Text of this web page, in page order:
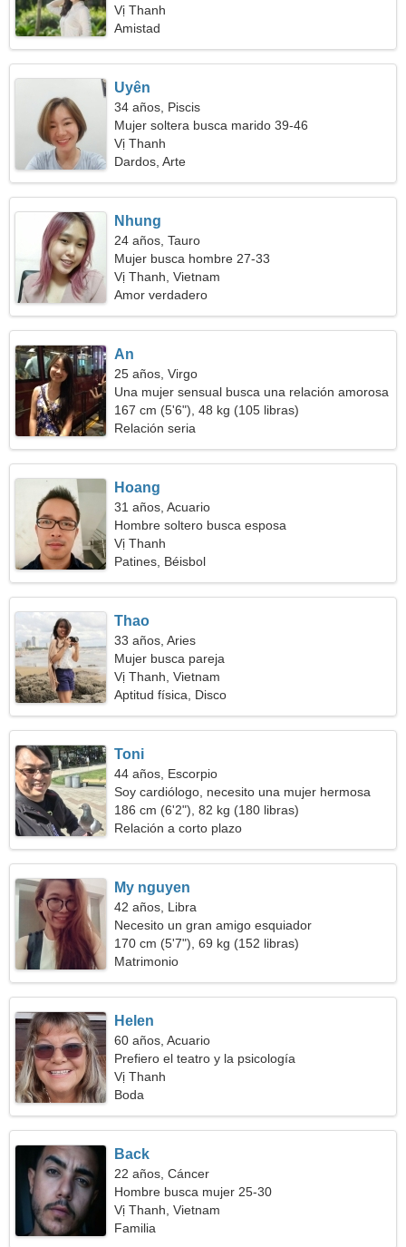
Vị Thanh
Amistad
Uyên
34 años, Piscis
Mujer soltera busca marido 39-46
Vị Thanh
Dardos, Arte
Nhung
24 años, Tauro
Mujer busca hombre 27-33
Vị Thanh, Vietnam
Amor verdadero
An
25 años, Virgo
Una mujer sensual busca una relación amorosa
167 cm (5'6"), 48 kg (105 libras)
Relación seria
Hoang
31 años, Acuario
Hombre soltero busca esposa
Vị Thanh
Patines, Béisbol
Thao
33 años, Aries
Mujer busca pareja
Vị Thanh, Vietnam
Aptitud física, Disco
Toni
44 años, Escorpio
Soy cardiólogo, necesito una mujer hermosa
186 cm (6'2"), 82 kg (180 libras)
Relación a corto plazo
My nguyen
42 años, Libra
Necesito un gran amigo esquiador
170 cm (5'7"), 69 kg (152 libras)
Matrimonio
Helen
60 años, Acuario
Prefiero el teatro y la psicología
Vị Thanh
Boda
Back
22 años, Cáncer
Hombre busca mujer 25-30
Vị Thanh, Vietnam
Familia